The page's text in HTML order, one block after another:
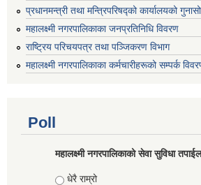
प्रधानमन्त्री तथा मन्त्रिपरिषद्को कार्यालयको
महालक्ष्मी नगरपालिकाका जनप्रतिनिधि विवरण
राष्ट्रिय परिचयपत्र तथा पञ्जिकरण विभाग
महालक्ष्मी नगरपालिकाका कर्मचारीहरूको सम्पर्क
Poll
महालक्ष्मी नगरपालिकाको सेवा सुविधा
Choices
धेरै राम्रो